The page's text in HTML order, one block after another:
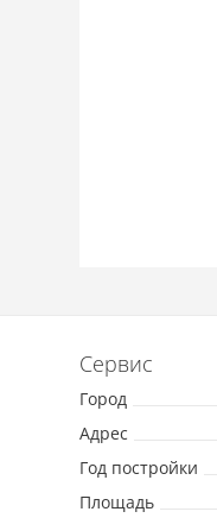
Сервис
Город
Адрес
Год постройки
Площадь